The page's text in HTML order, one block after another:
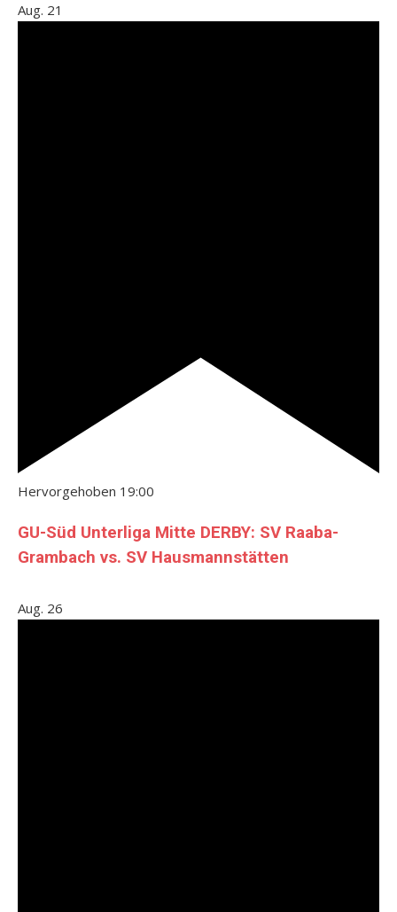
Aug. 21
Hervorgehoben 19:00
GU-Süd Unterliga Mitte DERBY: SV Raaba-
Grambach vs. SV Hausmannstätten
Aug. 26